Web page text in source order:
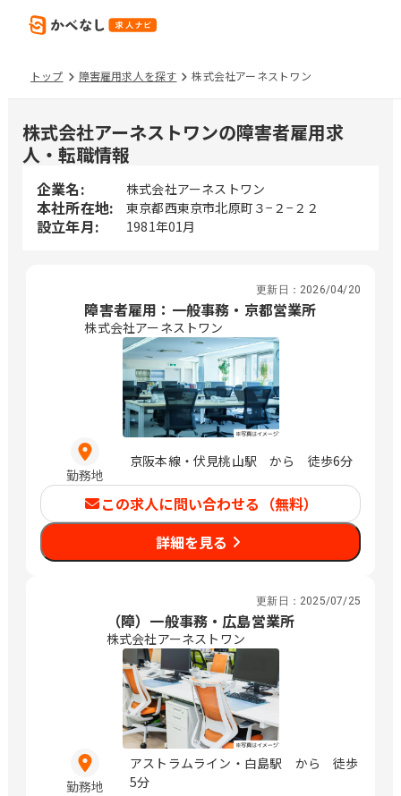
トップ 障害雇用求人を探す 株式会社アーネストワン
株式会社アーネストワンの障害者雇用求
人・転職情報
企業名: 株式会社アーネストワン
本社所在地: 東京都西東京市北原町３−２−２２
設立年月: 1981年01月
更新日： 2026/04/20
障害者雇用：一般事務・京都営業所
株式会社アーネストワン
勤務地
京阪本線・伏見桃山駅 から 徒歩6分
この求人に問い合わせる（無料）
詳細を見る
更新日： 2025/07/25
（障）一般事務・広島営業所
株式会社アーネストワン
勤務地
アストラムライン・白島駅 から 徒歩
5分